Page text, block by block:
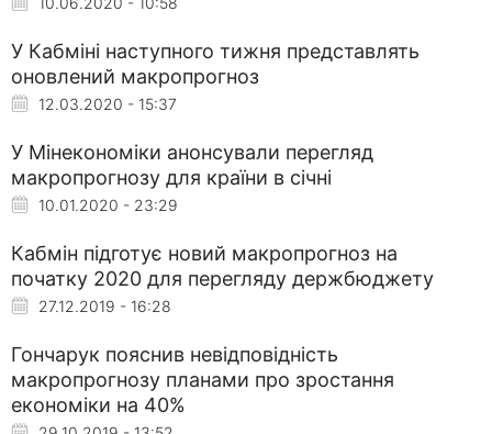
У Кабміні наступного тижня представлять
оновлений макропрогноз
12.03.2020 - 15:37
У Мінекономіки анонсували перегляд
макропрогнозу для країни в січні
10.01.2020 - 23:29
Кабмін підготує новий макропрогноз на
початку 2020 для перегляду держбюджету
27.12.2019 - 16:28
Гончарук пояснив невідповідність
макропрогнозу планами про зростання
економіки на 40%